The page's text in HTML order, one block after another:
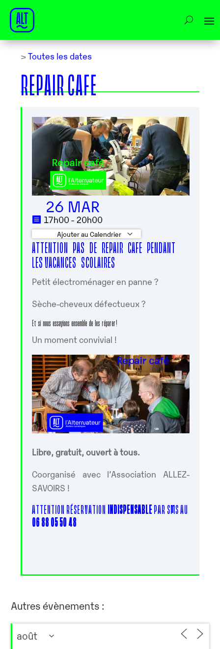
> Toutes les dates
REPAIR CAFE
26 MAR
17h00 - 20h00
Ajouter au Calendrier
Télécharger ICS Calendrier Google
ATTENTION PAS DE REPAIR CAFE PENDANT
LES VACANCES SCOLAIRES
Petit électroménager en panne ?
Sèche-cheveux défectueux ?
Et si nous essayions ensemble de les réparer !
Un moment convivial !
Libre, gratuit, ouvert à tous.
Coorganisé avec l’Association ALLEZ-
SAVOIRS !
ATTENTION RÉSERVATIONINDISPENSABLEPAR SMS AU
06 88 05 50 48
Autres évènements :